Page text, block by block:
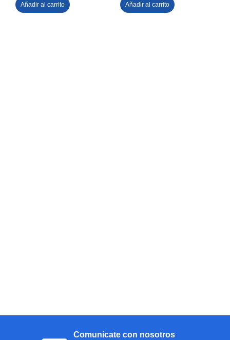
Añadir al carrito Añadir al carrito
Comunícate con nosotros